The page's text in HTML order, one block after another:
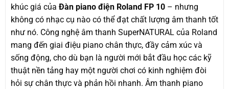
khúc giá của Đàn piano điện Roland FP 10 – nhưng
không có nhạc cụ nào có thể đạt chất lượng âm thanh tốt
như nó. Công nghệ âm thanh SuperNATURAL của Roland
mang đến giai điệu piano chân thực, đầy cảm xúc và
sống động, cho dù bạn là người mới bắt đầu học các kỹ
thuật nền tảng hay một người chơi có kinh nghiệm đòi
hỏi sự chân thực và phản hồi nhanh. Âm thanh piano